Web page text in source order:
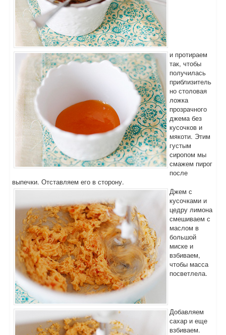
и протираем
так, чтобы
получилась
приблизитель
но столовая
ложка
прозрачного
джема без
кусочков и
мякоти. Этим
густым
сиропом мы
смажем пирог
после
выпечки. Отставляем его в сторону.
Джем с
кусочками и
цедру лимона
смешиваем с
маслом в
большой
миске и
взбиваем,
чтобы масса
посветлела.
Добавляем
сахар и еще
взбиваем.